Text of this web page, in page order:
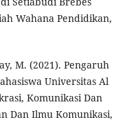
Wahana Pendidikan,
M. (2021). Pengaruh
Universitas Al
Komunikasi Dan
Dan Ilmu Komunikasi,